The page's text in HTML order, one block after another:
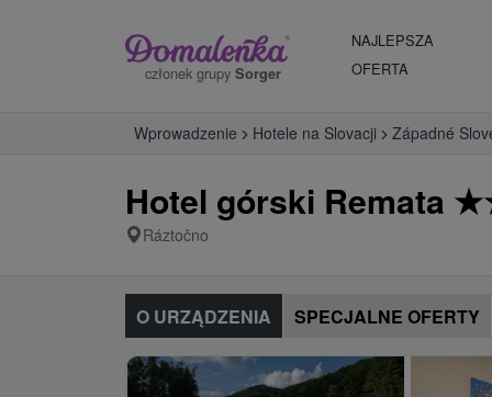
członek grupy Sorger
NAJLEPSZA
OFERTA
Wprowadzenie Hotele na Slovacji Západné
Hotel górski Remata ★
Ráztočno
O URZĄDZENIA SPECJALNE OFERTY